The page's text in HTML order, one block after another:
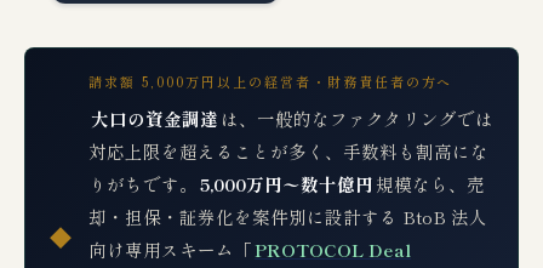
◆
請求額 5,000万円以上の経営者・財務責任者の方へ
大口の資金調達 は、一般的なファクタリングでは
対応上限を超えることが多く、手数料も割高にな
りがちです。 5,000万円〜数十億円規模なら、売
却・担保・証券化を案件別に設計する BtoB 法人
向け専用スキーム「PROTOCOL Deal